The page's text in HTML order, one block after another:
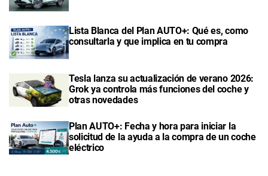
Lista Blanca del Plan AUTO+: Qué es, como
consultarla y que implica en tu compra
Tesla lanza su actualización de verano 2026:
Grok ya controla más funciones del coche y
otras novedades
Plan AUTO+: Fecha y hora para iniciar la
solicitud de la ayuda a la compra de un coche
eléctrico